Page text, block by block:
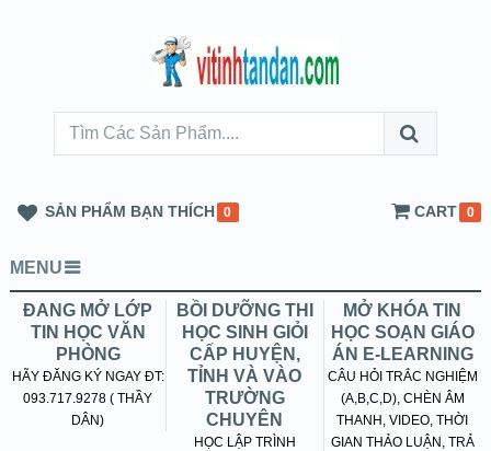
SẢN PHẨM BẠN THÍCH 0 CART 0
MENU
ĐANG MỞ LỚP
TIN HỌC VĂN
PHÒNG
HÃY ĐĂNG KÝ NGAY ĐT:
093.717.9278 ( THẦY
DÂN)
BỒI DƯỠNG THI
HỌC SINH GIỎI
CẤP HUYỆN,
TỈNH VÀ VÀO
TRƯỜNG
CHUYÊN
HỌC LẬP TRÌNH
MỞ KHÓA TIN
HỌC SOẠN GIÁO
ÁN E-LEARNING
CÂU HỎI TRẮC NGHIỆM
(A,B,C,D), CHÈN ÂM
THANH, VIDEO, THỜI
GIAN THẢO LUẬN, TRẢ